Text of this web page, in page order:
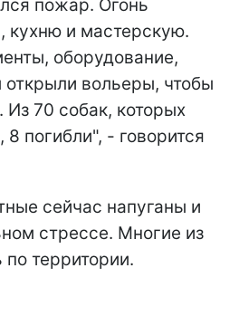
пожар. Огонь
кухню и мастерскую.
оборудование,
вольеры, чтобы
Из 70 собак, которых
погибли", - говорится
сейчас напуганы и
стрессе. Многие из
территории.